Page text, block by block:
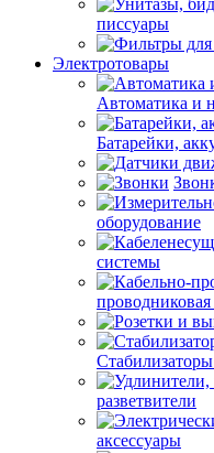
писсуары
Электротовары
Автоматика и
Батарейки,
оборудование
системы
разветвители
аксессуары